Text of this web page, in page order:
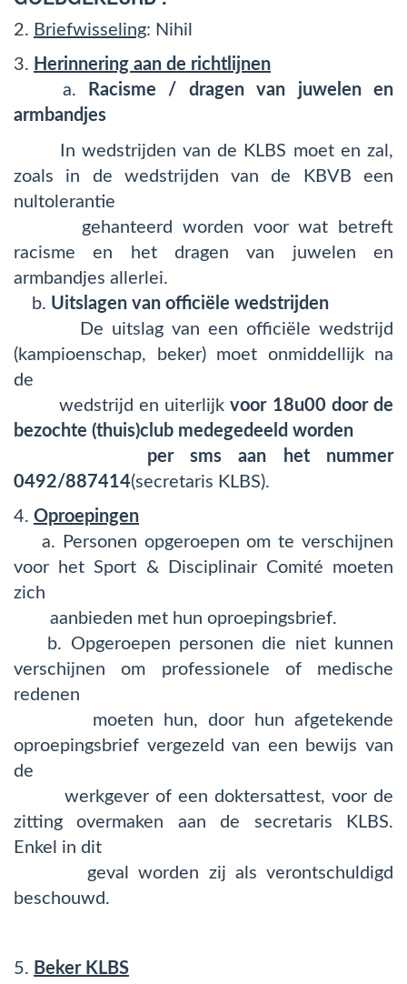
2. Briefwisseling: Nihil
3. Herinnering aan de richtlijnen
a.
Racisme / dragen van juwelen en
armbandjes
In wedstrijden van de KLBS moet en zal,
zoals in de wedstrijden van de KBVB een
nultolerantie
gehanteerd worden voor wat betreft
racisme en het dragen van juwelen en
armbandjes allerlei.
b. Uitslagen van officiële wedstrijden
De uitslag van een officiële wedstrijd
(kampioenschap, beker) moet onmiddellijk na
de
wedstrijd en uiterlijkvoor 18u00 door de
bezochte (thuis)club medegedeeld worden
per sms aan het nummer
0492/887414(secretaris KLBS).
4. Oproepingen
a. Personen opgeroepen om te verschijnen
voor het Sport & Disciplinair Comité moeten
zich
aanbieden met hun oproepingsbrief.
b. Opgeroepen personen die niet kunnen
verschijnen om professionele of medische
redenen
moeten hun, door hun afgetekende
oproepingsbrief vergezeld van een bewijs van
de
werkgever of een doktersattest, voor de
zitting overmaken aan de secretaris KLBS.
Enkel in dit
geval worden zij als verontschuldigd
beschouwd.
5. Beker KLBS